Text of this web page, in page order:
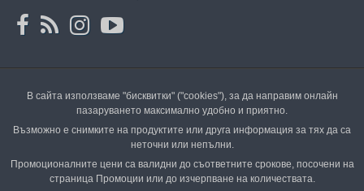
В сайта използваме "бисквитки" ("cookies"), за да направим онлайн
пазаруването максимално удобно и приятно.
Възможно е снимките на продуктите или друга информация за тях да са
неточни или непълни.
Промоционалните цени са валидни до съответните срокове, посочени на
страница Промоции или до изчерпване на количествата.